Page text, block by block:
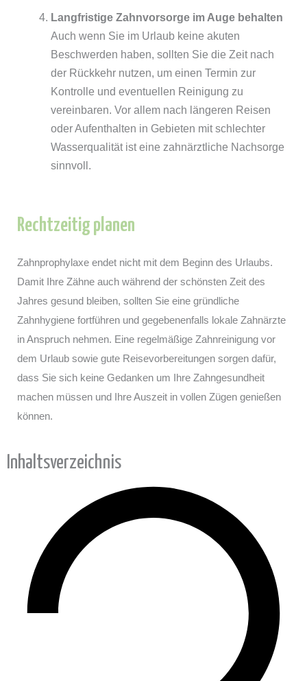
Inhaltsverzeichnis
Langfristige Zahnvorsorge im Auge behalten
Auch wenn Sie im Urlaub keine akuten
Beschwerden haben, sollten Sie die Zeit nach
der Rückkehr nutzen, um einen Termin zur
Kontrolle und eventuellen Reinigung zu
vereinbaren. Vor allem nach längeren Reisen
oder Aufenthalten in Gebieten mit schlechter
Wasserqualität ist eine zahnärztliche Nachsorge
sinnvoll.
Rechtzeitig planen
Zahnprophylaxe endet nicht mit dem Beginn des Urlaubs.
Damit Ihre Zähne auch während der schönsten Zeit des
Jahres gesund bleiben, sollten Sie eine gründliche
Zahnhygiene fortführen und gegebenenfalls lokale Zahnärzte
in Anspruch nehmen. Eine regelmäßige Zahnreinigung vor
dem Urlaub sowie gute Reisevorbereitungen sorgen dafür,
dass Sie sich keine Gedanken um Ihre Zahngesundheit
machen müssen und Ihre Auszeit in vollen Zügen genießen
können.